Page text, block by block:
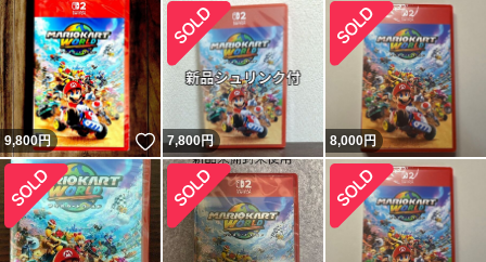
9,800円 いいね！
7,800円 8,000円